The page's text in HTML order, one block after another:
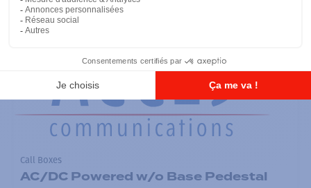
Call Boxes
AC/DC Powered w/o Base Pedestal